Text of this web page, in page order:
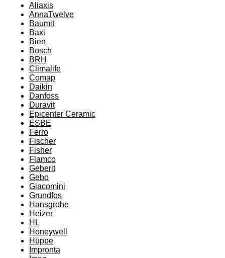
Aliaxis
AnnaTwelve
Baumit
Baxi
Bien
Bosch
BRH
Climalife
Comap
Daikin
Danfoss
Duravit
Epicenter Ceramic
ESBE
Ferro
Fischer
Fisher
Flamco
Geberit
Gebo
Giacomini
Grundfos
Hansgrohe
Heizer
HL
Honeywell
Hüppe
Impronta